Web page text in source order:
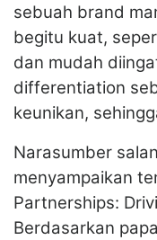
sebuah brand
begitu kuat,
dan mudah
differentiation
keunikan,
Narasumber
menyampaikan
Partnerships:
Berdasarkan